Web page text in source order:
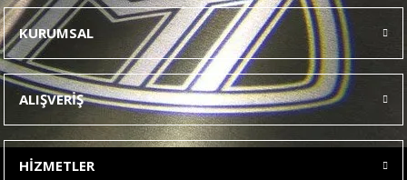
konularda yetersiz gördüğünüz noktaları öneri formunu kullanarak
tarafımıza iletebilirsiniz.
Görüş ve önerileriniz için teşekkür ederiz.
Ürün resmi kalitesiz, bozuk veya görüntülenemiyor.
Ürün açıklamasında eksik bilgiler bulunuyor.
Ürün bilgilerinde hatalar bulunuyor.
Ürün fiyatı diğer sitelerden daha pahalı.
KURUMSAL
ALIŞVERİŞ
HİZMETLER